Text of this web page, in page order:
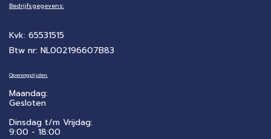
Bedrijfsgegevens:
Kvk: 65531515
Btw nr: NL002196607B83
Openingstijden:
Maandag:
Gesloten
Dinsdag t/m Vrijdag:
9:00 - 18:00